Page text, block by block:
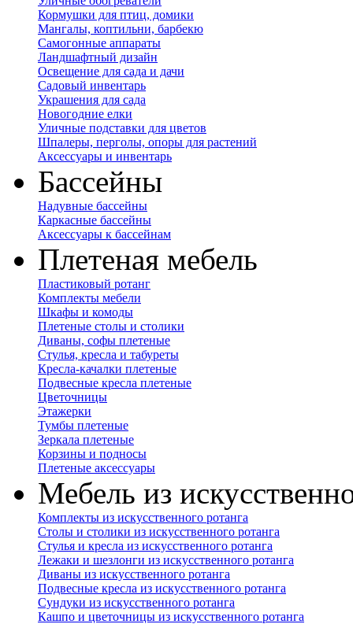
Кормушки для птиц, домики
Мангалы, коптильни, барбекю
Самогонные аппараты
Ландшафтный дизайн
Освещение для сада и дачи
Садовый инвентарь
Украшения для сада
Новогодние елки
Уличные подставки для цветов
Шпалеры, перголы, опоры для растений
Аксессуары и инвентарь
Бассейны
Надувные бассейны
Каркасные бассейны
Аксессуары к бассейнам
Плетеная мебель
Пластиковый ротанг
Комплекты мебели
Шкафы и комоды
Плетеные столы и столики
Диваны, софы плетеные
Стулья, кресла и табуреты
Кресла-качалки плетеные
Подвесные кресла плетеные
Цветочницы
Этажерки
Тумбы плетеные
Зеркала плетеные
Корзины и подносы
Плетеные аксессуары
Мебель из
Комплекты из искусственного ротанга
Столы и столики из искусственного ротанга
Стулья и кресла из искусственного ротанга
Лежаки и шезлонги из искусственного ротанга
Диваны из искусственного ротанга
Подвесные кресла из искусственного ротанга
Сундуки из искусственного ротанга
Кашпо и цветочницы из искусственного ротанга